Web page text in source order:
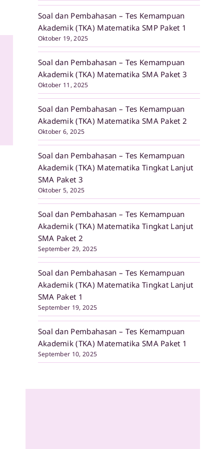
Soal dan Pembahasan – Tes Kemampuan
Akademik (TKA) Matematika SMP Paket 1
Oktober 19, 2025
Soal dan Pembahasan – Tes Kemampuan
Akademik (TKA) Matematika SMA Paket 3
Oktober 11, 2025
Soal dan Pembahasan – Tes Kemampuan
Akademik (TKA) Matematika SMA Paket 2
Oktober 6, 2025
Soal dan Pembahasan – Tes Kemampuan
Akademik (TKA) Matematika Tingkat Lanjut
SMA Paket 3
Oktober 5, 2025
Soal dan Pembahasan – Tes Kemampuan
Akademik (TKA) Matematika Tingkat Lanjut
SMA Paket 2
September 29, 2025
Soal dan Pembahasan – Tes Kemampuan
Akademik (TKA) Matematika Tingkat Lanjut
SMA Paket 1
September 19, 2025
Soal dan Pembahasan – Tes Kemampuan
Akademik (TKA) Matematika SMA Paket 1
September 10, 2025